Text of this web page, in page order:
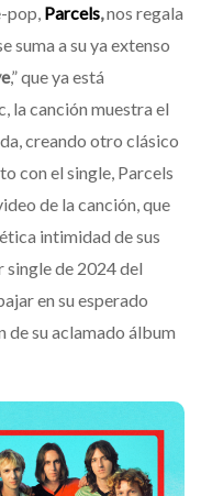
pop, Parcels,nos regala
suma a su ya extenso
,” que ya está
la canción muestra el
creando otro clásico
con el single, Parcels
de la canción, que
intimidad de sus
single de 2024 del
en su esperado
su aclamado álbum